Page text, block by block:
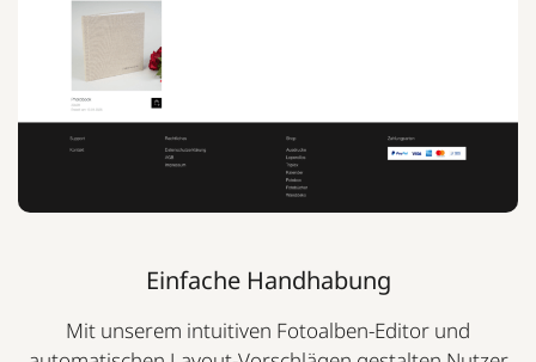
Einfache Handhabung
Mit unserem intuitiven Fotoalben-Editor und